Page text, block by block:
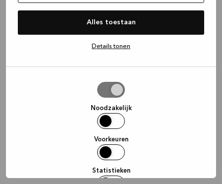
Alles toestaan
Details tonen
Noodzakelijk
Voorkeuren
Statistieken